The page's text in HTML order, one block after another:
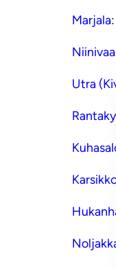
Marjala
Utra